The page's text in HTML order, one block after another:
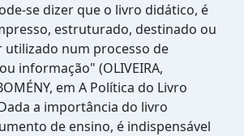
se dizer que o livro didático, é
estruturado, destinado ou
utilizado num processo de
informação" (OLIVEIRA,
em A Política do Livro
a importância do livro
de ensino, é indispensável